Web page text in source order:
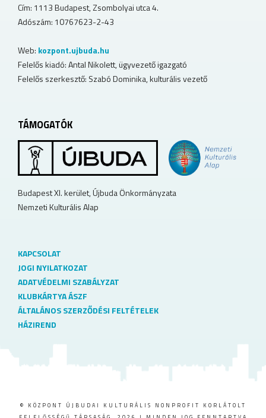
Cím: 1113 Budapest, Zsombolyai utca 4.
Adószám: 10767623-2-43
Web: kozpont.ujbuda.hu
Felelős kiadó: Antal Nikolett, ügyvezető igazgató
Felelős szerkesztő: Szabó Dominika, kulturális vezető
TÁMOGATÓK
Budapest XI. kerület, Újbuda Önkormányzata
Nemzeti Kulturális Alap
KAPCSOLAT
JOGI NYILATKOZAT
ADATVÉDELMI SZABÁLYZAT
KLUBKÁRTYA ÁSZF
ÁLTALÁNOS SZERZŐDÉSI FELTÉTELEK
HÁZIREND
© KÖZPONT ÚJBUDAI KULTURÁLIS NONPROFIT KORLÁTOLT